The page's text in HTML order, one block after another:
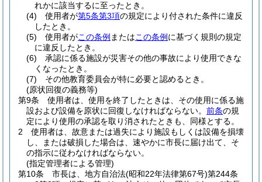
れかに該当するに至ったとき。
(4)
使用者が第5条第3項の規定により付された条件に違反
したとき。
(5)
使用者がこの条例 またはこの条例 に基づく規則の規定
に違反したとき。
(6)
承認に係る施設が災害その他の事故により使用できな
くなったとき。
(7)
その他教育委員会が特に必要と認めるとき。
(原状回復の義務等)
第9条
使用者は、使用を終了したときは、その使用に係る施
設および設備を原状に回復しなければならない。 前条の規
定により使用の承認を取り消されたときも、同様とする。
2
使用者は、故意または過失により施設もしくは設備を損壊
し、または破損した場合は、速やかに市長に届け出て、そ
の指示に従わなければならない。
(指定管理者による管理)
第10条
市長は、地方自治法(昭和22年法律第67号)第244条